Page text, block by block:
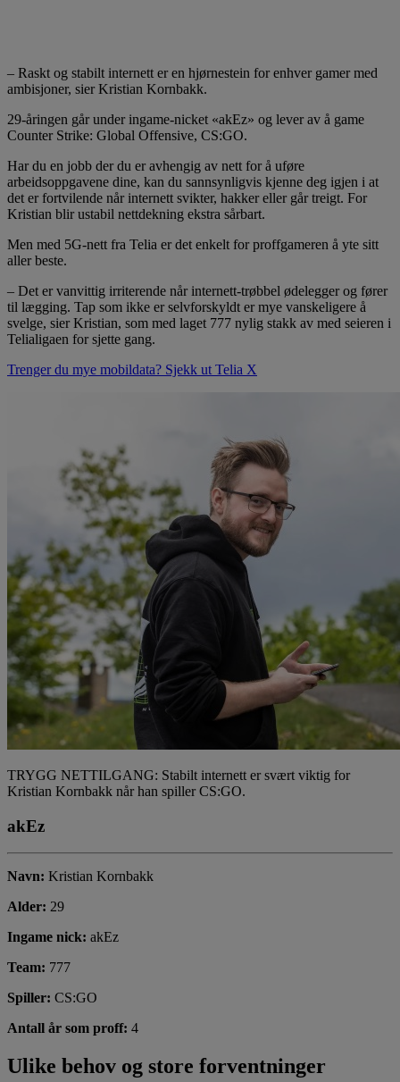
– Raskt og stabilt internett er en hjørnestein for enhver gamer med
ambisjoner, sier Kristian Kornbakk.
29-åringen går under ingame-nicket «akEz» og lever av å game
Counter Strike: Global Offensive, CS:GO.
Har du en jobb der du er avhengig av nett for å uføre
arbeidsoppgavene dine, kan du sannsynligvis kjenne deg igjen i at
det er fortvilende når internett svikter, hakker eller går treigt. For
Kristian blir ustabil nettdekning ekstra sårbart.
Men med 5G-nett fra Telia er det enkelt for proffgameren å yte sitt
aller beste.
– Det er vanvittig irriterende når internett-trøbbel ødelegger og fører
til lægging. Tap som ikke er selvforskyldt er mye vanskeligere å
svelge, sier Kristian, som med laget 777 nylig stakk av med seieren i
Telialigaen for sjette gang.
Trenger du mye mobildata? Sjekk ut Telia X
TRYGG NETTILGANG: Stabilt internett er svært viktig for
Kristian Kornbakk når han spiller CS:GO.
akEz
Navn: Kristian Kornbakk
Alder: 29
Ingame nick: akEz
Team: 777
Spiller: CS:GO
Antall år som proff: 4
Ulike behov og store forventninger